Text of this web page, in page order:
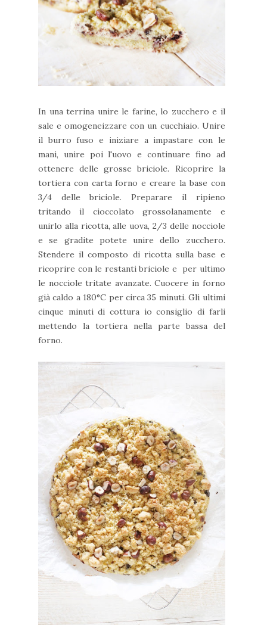
In una terrina unire le farine, lo zucchero e il
sale e omogeneizzare con un cucchiaio. Unire
il burro fuso e iniziare a impastare con le
mani, unire poi l'uovo e continuare fino ad
ottenere delle grosse briciole. Ricoprire la
tortiera con carta forno e creare la base con
3/4 delle briciole. Preparare il ripieno
tritando il cioccolato grossolanamente e
unirlo alla ricotta, alle uova, 2/3 delle nocciole
e se gradite potete unire dello zucchero.
Stendere il composto di ricotta sulla base e
ricoprire con le restanti briciole e per ultimo
le nocciole tritate avanzate. Cuocere in forno
già caldo a 180°C per circa 35 minuti. Gli ultimi
cinque minuti di cottura io consiglio di farli
mettendo la tortiera nella parte bassa del
forno.